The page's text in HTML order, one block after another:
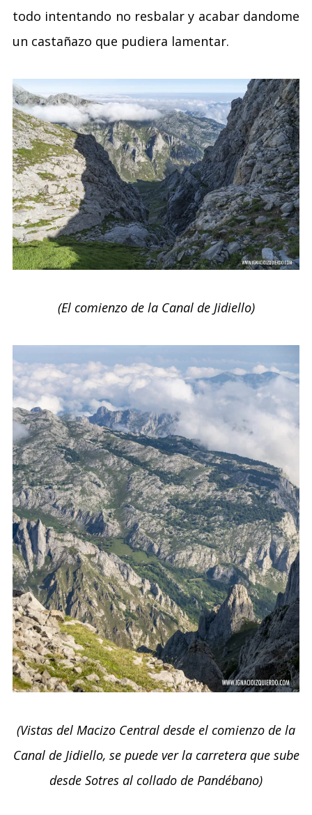
todo intentando no resbalar y acabar dandome
un castañazo que pudiera lamentar.
(El comienzo de la Canal de Jidiello)
(Vistas del Macizo Central desde el comienzo de la
Canal de Jidiello, se puede ver la carretera que sube
desde Sotres al collado de Pandébano)